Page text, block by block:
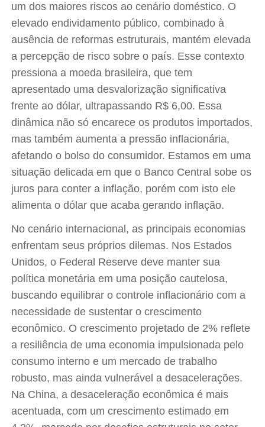
um dos maiores riscos ao cenário doméstico. O
elevado endividamento público, combinado à
ausência de reformas estruturais, mantém elevada
a percepção de risco sobre o país. Esse contexto
pressiona a moeda brasileira, que tem
apresentado uma desvalorização significativa
frente ao dólar, ultrapassando R$ 6,00. Essa
dinâmica não só encarece os produtos importados,
mas também aumenta a pressão inflacionária,
afetando o bolso do consumidor. Estamos em uma
situação delicada em que o Banco Central sobe os
juros para conter a inflação, porém com isto ele
alimenta o dólar que acaba gerando inflação.
No cenário internacional, as principais economias
enfrentam seus próprios dilemas. Nos Estados
Unidos, o Federal Reserve deve manter sua
política monetária em uma posição cautelosa,
buscando equilibrar o controle inflacionário com a
necessidade de sustentar o crescimento
econômico. O crescimento projetado de 2% reflete
a resiliência de uma economia impulsionada pelo
consumo interno e um mercado de trabalho
robusto, mas ainda vulnerável a desacelerações.
Na China, a desaceleração econômica é mais
acentuada, com um crescimento estimado em